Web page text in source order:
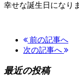
幸せな誕生日になり
前の記事へ
次の記事へ
最近の投稿